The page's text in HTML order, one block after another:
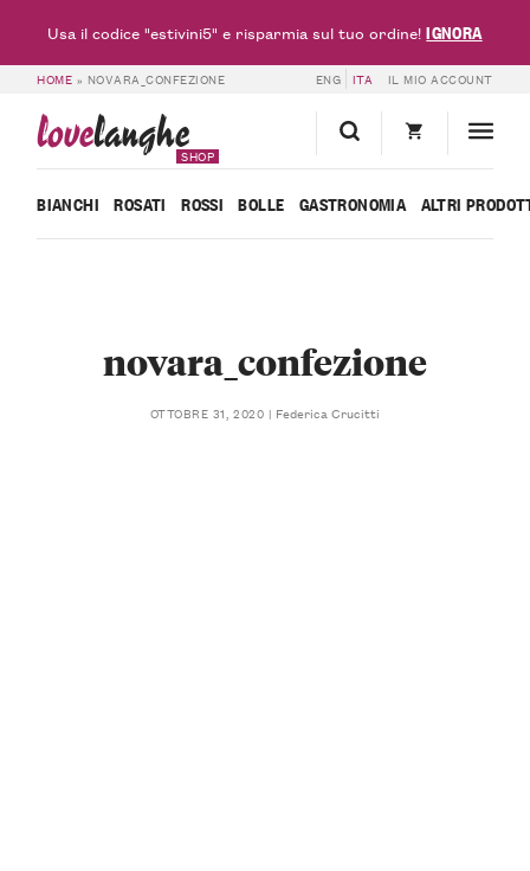
HOME » NOVARA_CONFEZIONE ENG ITA IL MIO ACCOUNT
lovelanghe
SHOP
BIANCHI ROSATI ROSSI BOLLE GASTRONOMIA ALTRI
novara_confezione
OTTOBRE 31, 2020 Federica Crucitti
Usa il codice "estivini5" e risparmia sul tuo ordine!IGNORA